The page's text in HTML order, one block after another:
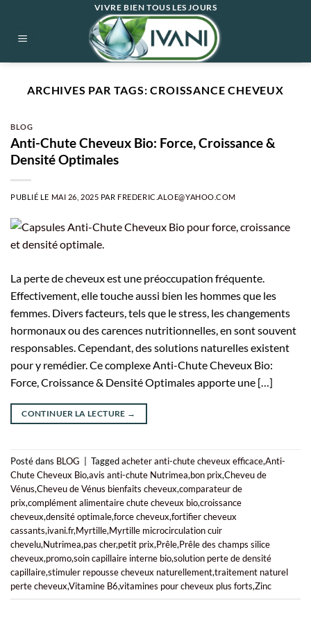
contenu
VIVRE BIEN TOUS LES JOURS
ARCHIVES PAR TAGS:CROISSANCE CHEVEUX
BLOG
Anti-Chute Cheveux Bio: Force, Croissance &
Densité Optimales
PUBLIÉ LE MAI 26, 2025 PAR FREDERIC.ALOE@YAHOO.COM
La perte de cheveux est une préoccupation fréquente.
Effectivement, elle touche aussi bien les hommes que les
femmes. Divers facteurs, tels que le stress, les changements
hormonaux ou des carences nutritionnelles, en sont souvent
responsables. Cependant, des solutions naturelles existent
pour y remédier. Ce complexe Anti-Chute Cheveux Bio:
Force, Croissance & Densité Optimales apporte une […]
CONTINUER LA LECTURE →
Posté dans BLOG Taggedacheter anti-chute cheveux efficace,Anti-
Chute Cheveux Bio,avis anti-chute Nutrimea,bon prix,Cheveu de
Vénus,Cheveu de Vénus bienfaits cheveux,comparateur de
prix,complément alimentaire chute cheveux bio,croissance
cheveux,densité optimale,force cheveux,fortifier cheveux
cassants,ivani.fr,Myrtille,Myrtille microcirculation cuir
chevelu,Nutrimea,pas cher,petit prix,Prêle,Prêle des champs silice
cheveux,promo,soin capillaire interne bio,solution perte de densité
capillaire,stimuler repousse cheveux naturellement,traitement naturel
perte cheveux,Vitamine B6,vitamines pour cheveux plus forts,Zinc